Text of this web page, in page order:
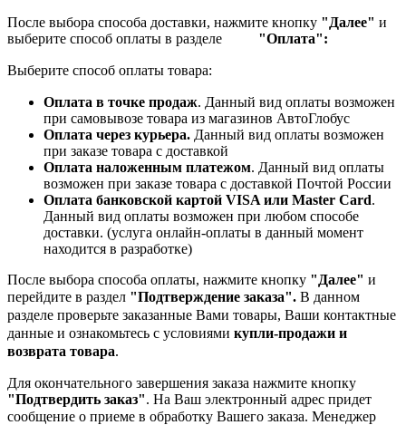
После выбора способа доставки, нажмите кнопку "Далее" и
выберите способ оплаты в разделе "Оплата":
Выберите способ оплаты товара:
Оплата в точке продаж. Данный вид оплаты возможен
при самовывозе товара из магазинов АвтоГлобус
Оплата через курьера. Данный вид оплаты возможен
при заказе товара с доставкой
Оплата наложенным платежом. Данный вид оплаты
возможен при заказе товара с доставкой Почтой России
Оплата банковской картой VISA или Master Card.
Данный вид оплаты возможен при любом способе
доставки. (услуга онлайн-оплаты в данный момент
находится в разработке)
После выбора способа оплаты, нажмите кнопку "Далее" и
перейдите в раздел "Подтверждение заказа". В данном
разделе проверьте заказанные Вами товары, Ваши контактные
данные и ознакомьтесь с условиями купли-продажи и
возврата товара.
Для окончательного завершения заказа нажмите кнопку
"Подтвердить заказ". На Ваш электронный адрес придет
сообщение о приеме в обработку Вашего заказа. Менеджер